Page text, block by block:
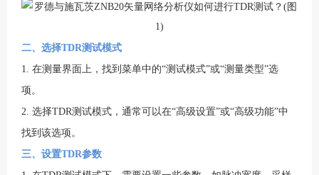
二、选择TDR测试模式
1. 在测量界面上，找到菜单中的“测试模式”或“测量类型”选
项。
2. 选择TDR测试模式，通常可以在“高级设置”或“高级功能”中
找到该选项。
三、设置TDR参数